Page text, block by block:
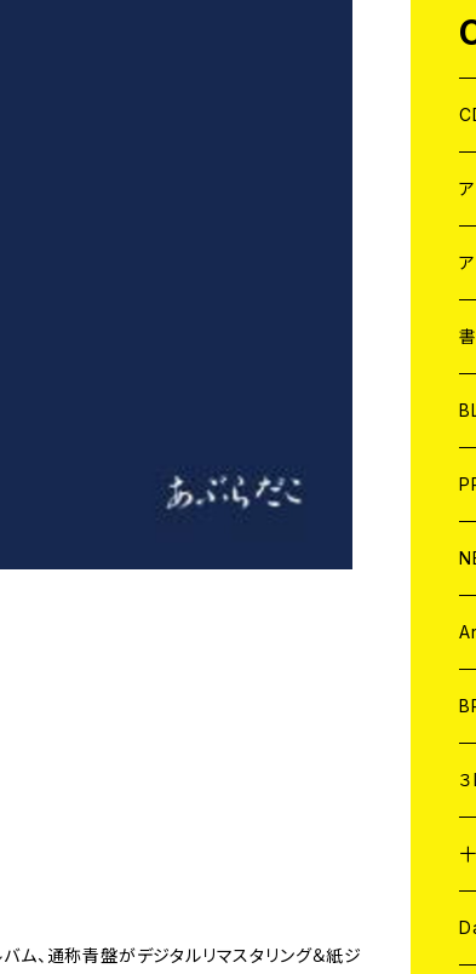
ム、通称青盤がデジタルリマスタリング＆紙ジ
７
LP